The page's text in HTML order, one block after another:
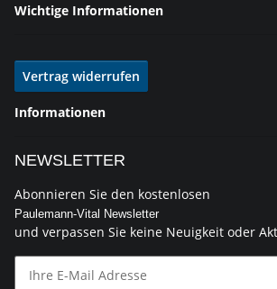
Wichtige Informationen
Vertrag widerrufen
Informationen
NEWSLETTER
Abonnieren Sie den kostenlosen
Paulemann-Vital Newsletter
und verpassen Sie keine Neuigkeit oder